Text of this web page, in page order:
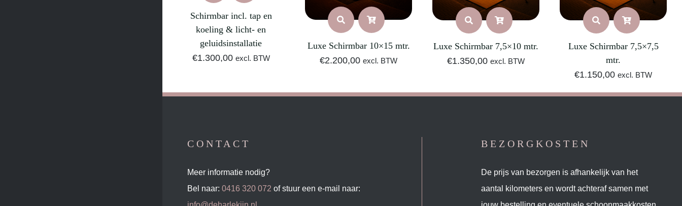
Schirmbar incl. tap en
koeling & licht- en
geluidsinstallatie
€1.300,00 excl. BTW
Luxe Schirmbar 10×15 mtr.
€2.200,00 excl. BTW
Luxe Schirmbar 7,5×10 mtr.
€1.350,00 excl. BTW
Luxe Schirmbar 7,5×7,5
mtr.
€1.150,00 excl. BTW
CONTACT
Meer informatie nodig?
Bel naar:0416 320 072 of stuur een e-mail naar:
BEZORGKOSTEN
De prijs van bezorgen is afhankelijk van het
aantal kilometers en wordt achteraf samen met